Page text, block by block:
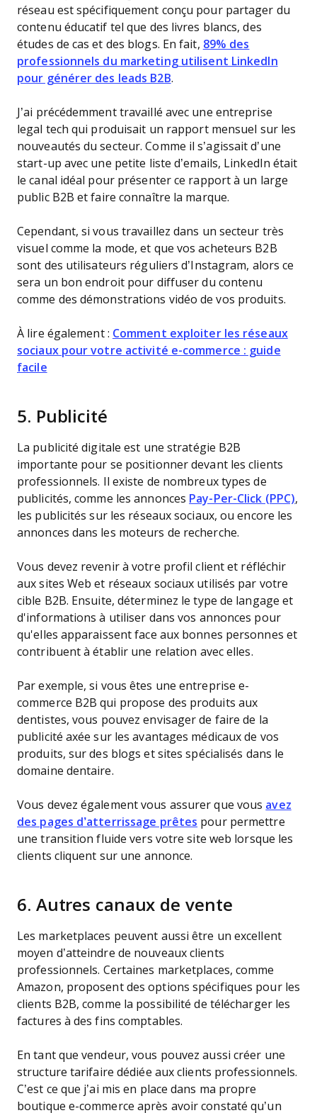
réseau est spécifiquement conçu pour partager du
contenu éducatif tel que des livres blancs, des
études de cas et des blogs. En fait, 89% des
professionnels du marketing utilisent LinkedIn
pour générer des leads B2B.
J’ai précédemment travaillé avec une entreprise
legal tech qui produisait un rapport mensuel sur les
nouveautés du secteur. Comme il s’agissait d’une
start-up avec une petite liste d’emails, LinkedIn était
le canal idéal pour présenter ce rapport à un large
public B2B et faire connaître la marque.
Cependant, si vous travaillez dans un secteur très
visuel comme la mode, et que vos acheteurs B2B
sont des utilisateurs réguliers d’Instagram, alors ce
sera un bon endroit pour diffuser du contenu
comme des démonstrations vidéo de vos produits.
À lire également : Comment exploiter les réseaux
sociaux pour votre activité e-commerce : guide
facile
5. Publicité
La publicité digitale est une stratégie B2B
importante pour se positionner devant les clients
professionnels. Il existe de nombreux types de
publicités, comme les annonces Pay-Per-Click (PPC),
les publicités sur les réseaux sociaux, ou encore les
annonces dans les moteurs de recherche.
Vous devez revenir à votre profil client et réfléchir
aux sites Web et réseaux sociaux utilisés par votre
cible B2B. Ensuite, déterminez le type de langage et
d'informations à utiliser dans vos annonces pour
qu'elles apparaissent face aux bonnes personnes et
contribuent à établir une relation avec elles.
Par exemple, si vous êtes une entreprise e-
commerce B2B qui propose des produits aux
dentistes, vous pouvez envisager de faire de la
publicité axée sur les avantages médicaux de vos
produits, sur des blogs et sites spécialisés dans le
domaine dentaire.
Vous devez également vous assurer que vous avez
des pages d’atterrissage prêtes pour permettre
une transition fluide vers votre site web lorsque les
clients cliquent sur une annonce.
6. Autres canaux de vente
Les marketplaces peuvent aussi être un excellent
moyen d’atteindre de nouveaux clients
professionnels. Certaines marketplaces, comme
Amazon, proposent des options spécifiques pour les
clients B2B, comme la possibilité de télécharger les
factures à des fins comptables.
En tant que vendeur, vous pouvez aussi créer une
structure tarifaire dédiée aux clients professionnels.
C’est ce que j’ai mis en place dans ma propre
boutique e-commerce après avoir constaté qu’un